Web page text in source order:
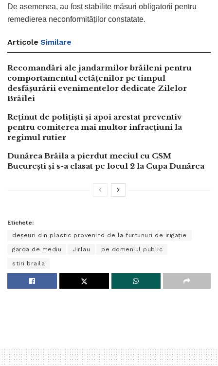
De asemenea, au fost stabilite măsuri obligatorii pentru
remedierea neconformităților constatate.
Articole Similare
Recomandări ale jandarmilor brăileni pentru
comportamentul cetățenilor pe timpul
desfășurării evenimentelor dedicate Zilelor
Brăilei
Reținut de polițiști și apoi arestat preventiv
pentru comiterea mai multor infracțiuni la
regimul rutier
Dunărea Brăila a pierdut meciul cu CSM
București și s-a clasat pe locul 2 la Cupa Dunărea
Etichete:
deșeuri din plastic provenind de la furtunuri de irigație
garda de mediu Jirlau pe domeniul public
stiri braila